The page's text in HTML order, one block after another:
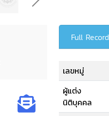
Full Record
เลขหมู่
ผู้แต่ง
นิติบุคคล